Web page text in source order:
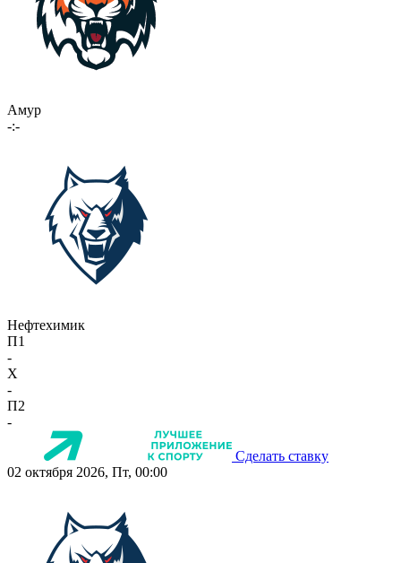
Амур
-:-
Нефтехимик
П1
-
X
-
П2
-
Сделать ставку
02 октября 2026, Пт, 00:00